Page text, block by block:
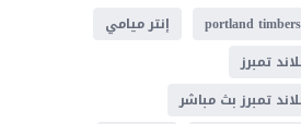
portland timbers
إنتر ميامي
تمبرز
تمبرز بث مباشر